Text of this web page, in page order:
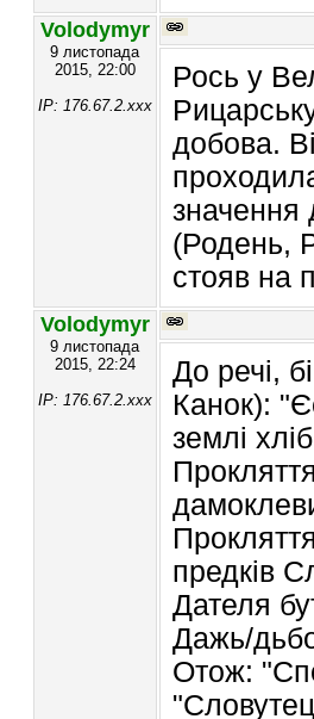
Volodymyr
9 листопада
2015, 22:00
IP: 176.67.2.xxx
Рось у
добова.
значення
(Родень,
стояв на
Volodymyr
9 листопада
2015, 22:24
IP: 176.67.2.xxx
До речі,
Канок):
землі
предків
Дателя
Дажь/
Отож: